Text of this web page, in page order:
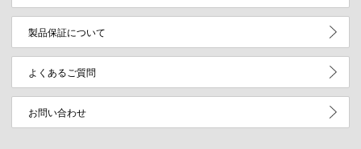
製品保証について
よくあるご質問
お問い合わせ